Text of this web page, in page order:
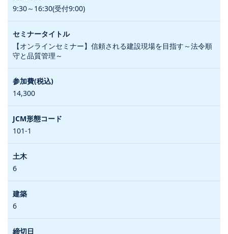
9:30～16:30(受付9:00)
【オンラインセミナー】信頼される建設現場を目指す～法令順
守と品質管理～
14,300
101-1
6
6